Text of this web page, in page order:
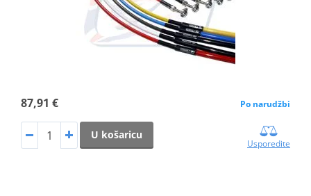
87,91 € Po narudžbi
U košaricu
Usporedite